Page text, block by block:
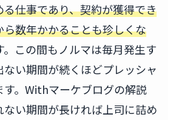
仕事であり、契約が獲得でき
数年かかることも珍しくな
。この間もノルマは毎月発生す
い期間が続くほどプレッシャ
す。Withマーケブログの解説
い期間が長ければ上司に詰め